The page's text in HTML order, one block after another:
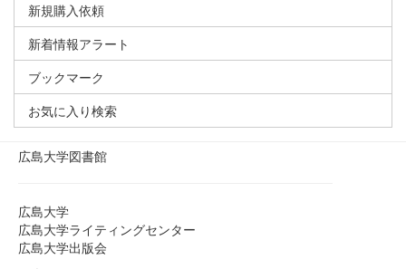
新規購入依頼
新着情報アラート
ブックマーク
お気に入り検索
広島大学図書館
広島大学
広島大学ライティングセンター
広島大学出版会